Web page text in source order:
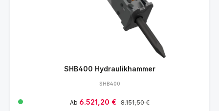
SHB400 Hydraulikhammer
SHB400
Verkaufspreis:
Ab 6.521,20 € Regulärer Preis:
8.151,50 €